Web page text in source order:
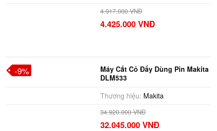
4.917.000 VNĐ
4.425.000 VNĐ
Máy Cắt Cỏ Đẩy Dùng Pin Makita
DLM533
Thương hiệu: Makita
34.920.000 VNĐ
32.045.000 VNĐ
-9%